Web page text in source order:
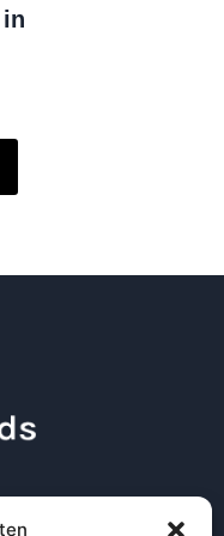
weist
auf
Produktseite